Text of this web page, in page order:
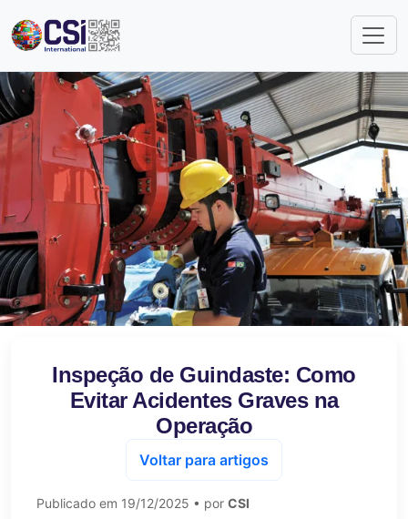
Inspeção de Guindaste: Como
Evitar Acidentes Graves na
Operação
Voltar para artigos
Publicado em 19/12/2025 • por CSI